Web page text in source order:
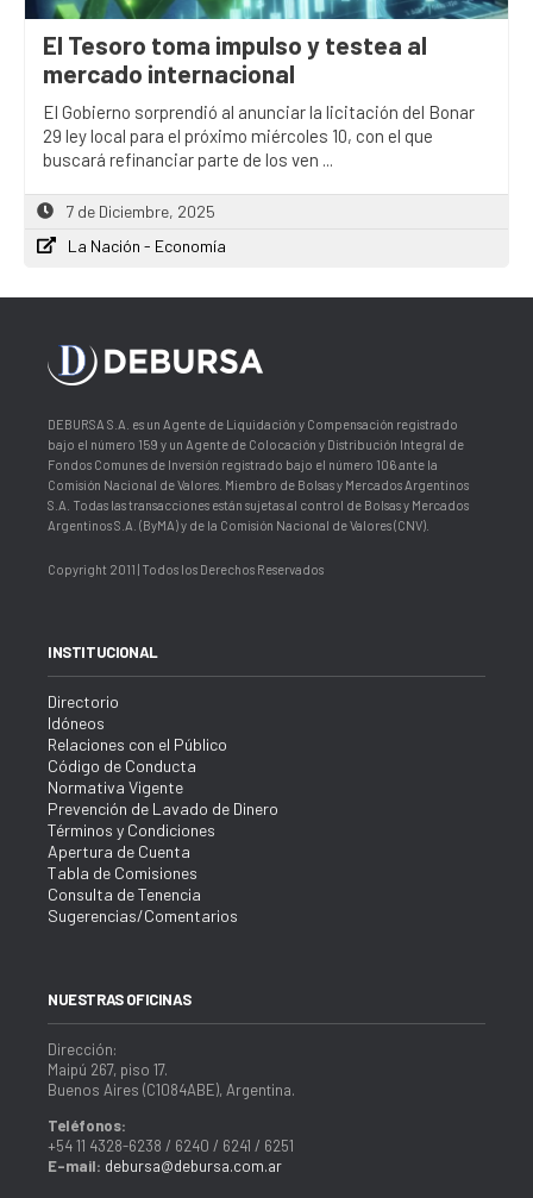
El Tesoro toma impulso y testea al
mercado internacional
El Gobierno sorprendió al anunciar la licitación del Bonar
29 ley local para el próximo miércoles 10, con el que
buscará refinanciar parte de los ven ...
7 de Diciembre, 2025
La Nación - Economía
DEBURSA S.A. es un Agente de Liquidación y Compensación registrado
bajo el número 159 y un Agente de Colocación y Distribución Integral de
Fondos Comunes de Inversión registrado bajo el número 106 ante la
Comisión Nacional de Valores. Miembro de Bolsas y Mercados Argentinos
S.A. Todas las transacciones están sujetas al control de Bolsas y Mercados
Argentinos S.A. (ByMA) y de la Comisión Nacional de Valores (CNV).
Copyright 2011 | Todos los Derechos Reservados
INSTITUCIONAL
Directorio
Idóneos
Relaciones con el Público
Código de Conducta
Normativa Vigente
Prevención de Lavado de Dinero
Términos y Condiciones
Apertura de Cuenta
Tabla de Comisiones
Consulta de Tenencia
Sugerencias/Comentarios
NUESTRAS OFICINAS
Dirección:
Maipú 267, piso 17.
Buenos Aires (C1084ABE), Argentina.
Teléfonos:
+54 11 4328-6238 / 6240 / 6241 / 6251
E-mail: debursa@debursa.com.ar